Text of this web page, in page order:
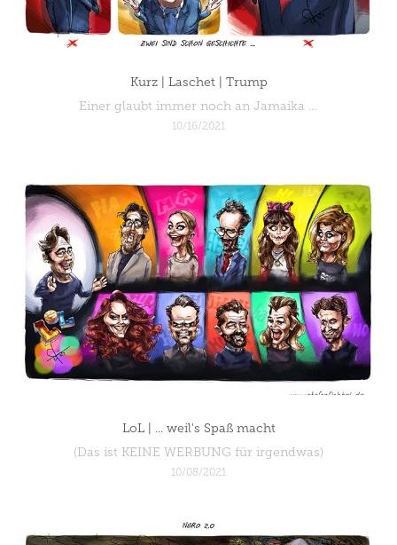
Kurz | Laschet | Trump
Einer glaubt immer noch an Jamaika …
10/16/2021
LoL | ... weil's Spaß macht
(Das ist KEINE WERBUNG für irgendwas)
10/08/2021